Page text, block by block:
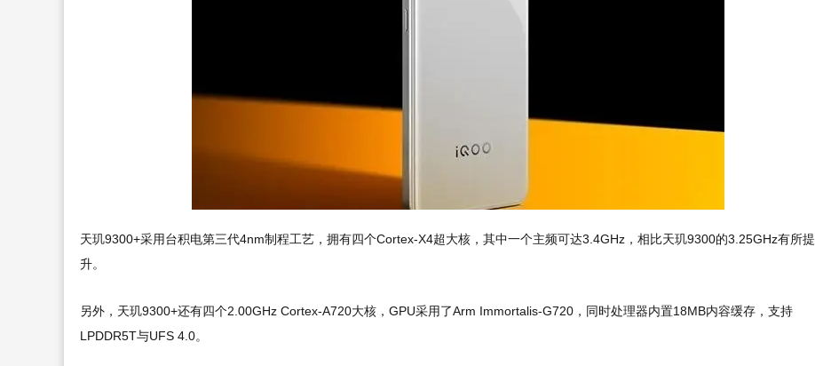
天玑9300+采用台积电第三代4nm制程工艺，拥有四个Cortex-X4超大核，其中一个主频可达3.4GHz，相比天玑9300的3.25GHz有所提
升。
另外，天玑9300+还有四个2.00GHz Cortex-A720大核，GPU采用了Arm Immortalis-G720，同时处理器内置18MB内容缓存，支持
LPDDR5T与UFS 4.0。